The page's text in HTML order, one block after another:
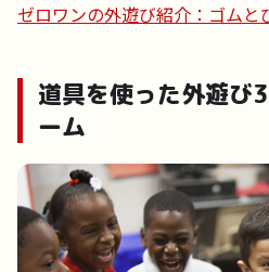
ゼロワンの外遊び紹介：ゴムと
道具を使った外遊び
ーム